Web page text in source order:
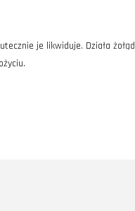
je likwiduje. Działa